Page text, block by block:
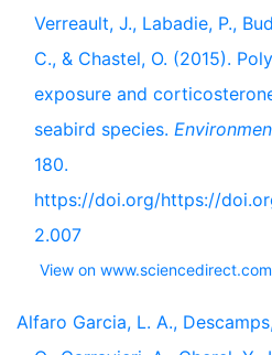
Verreault, J., Labadie, P.,
C., & Chastel, O. (2015).
exposure and
seabird species.
180.
https://doi.org/https://
2.007
View on www.sciencedirect.com
Alfaro Garcia, L. A.,